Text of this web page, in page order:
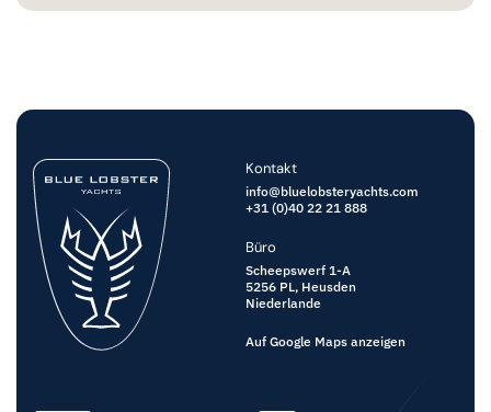
Kontakt
info@bluelobsteryachts.com
+31 (0)40 22 21 888
Büro
Scheepswerf 1-A
5256 PL, Heusden
Niederlande
Auf Google Maps anzeigen